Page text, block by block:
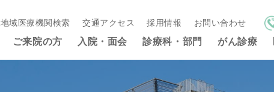
地域医療機関検索 交通アクセス 採用情報 お問い合わせ
ご来院の方 入院・面会 診療科・部門 がん診療